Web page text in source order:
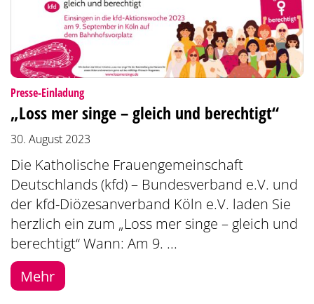
Presse-Einladung:
„Loss mer singe – gleich und berechtigt“
30. August 2023
Die Katholische Frauengemeinschaft
Deutschlands (kfd) – Bundesverband e.V. und
der kfd-Diözesanverband Köln e.V. laden Sie
herzlich ein zum „Loss mer singe – gleich und
berechtigt“ Wann: Am 9. ...
Mehr